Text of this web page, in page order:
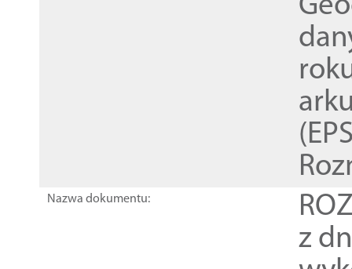
Nazwa dokumentu:
z